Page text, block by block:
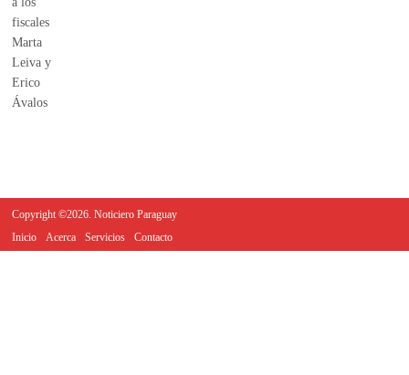
Copyright ©2026. Noticiero Paraguay
Inicio
Acerca Servicios Contacto